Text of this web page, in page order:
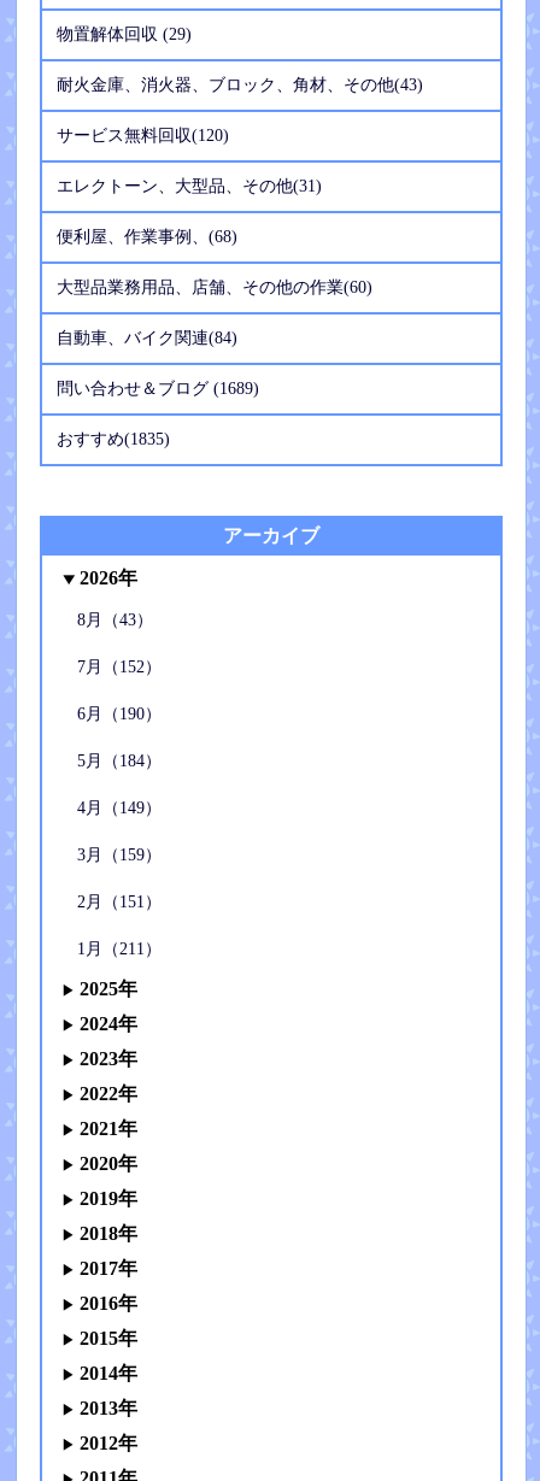
物置解体回収 (29)
耐火金庫、消火器、ブロック、角材、その他(43)
サービス無料回収(120)
エレクトーン、大型品、その他(31)
便利屋、作業事例、(68)
大型品業務用品、店舗、その他の作業(60)
自動車、バイク関連(84)
問い合わせ＆ブログ (1689)
おすすめ(1835)
アーカイブ
2026年
8月（43）
7月（152）
6月（190）
5月（184）
4月（149）
3月（159）
2月（151）
1月（211）
2025年
2024年
2023年
2022年
2021年
2020年
2019年
2018年
2017年
2016年
2015年
2014年
2013年
2012年